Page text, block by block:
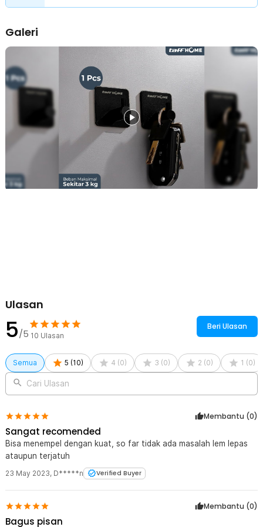
lebih rapi. Dengan gantungan ini, barang tidak akan berserakan dan
Dilengkapi Bilah Penahan, Barang Tidak Mudah Jatuh
Keunikan gantungan ini terletak pada bilah penahan di
ujungnya yang mengarah ke atas untuk mencegah barang
tergelincir. Desain ini membuat barang tetap aman meskipun
terkena hembusan angin atau dalam kondisi licin.
Material Kuat dan Tahan Lama
Dibuat dari stainless steel berkualitas tinggi, gantungan ini memiliki
daya tahan luar biasa. Materialnya tidak mudah patah, tahan karat,
dan mampu menopang beban hingga 3 kg, sehingga cocok untuk
penggunaan jangka panjang.
Mudah Dipasang Tanpa Pengeboran
Gantungan ini dilengkapi dengan perekat super kuat, sehingga
dapat dipasang dengan mudah tanpa merusak dinding. Untuk
memastikan perekat bekerja optimal, pastikan permukaan dinding
Galeri
Ulasan
5/5 10 Ulasan
Beri Ulasan
Semua 5 (10) 4 (0) 3 (0) 2 (0) 1 (0)
Cari Ulasan
Membantu (0)
Sangat recomended
Bisa menempel dengan kuat, so far tidak ada masalah lem lepas
ataupun terjatuh
23 May 2023, D*****n Verified Buyer
Membantu (0)
Bagus pisan